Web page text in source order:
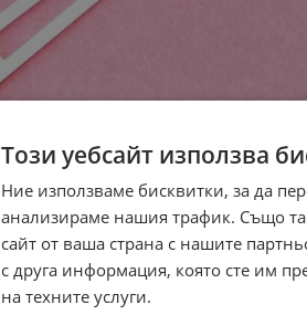
Този уебсайт използва
Ние използваме бисквитки, за да
анализираме нашия трафик. Също
сайт от ваша страна с нашите
с друга информация, която сте им
на техните услуги.